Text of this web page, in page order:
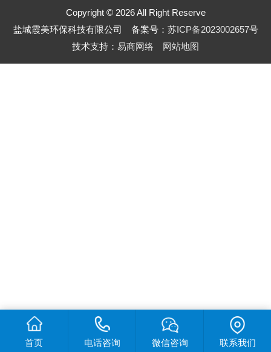
Copyright © 2026 All Right Reserve
盐城霞美环保科技有限公司 备案号： 苏ICP备2023002657号
技术支持： 易商网络 网站地图
首页 电话咨询 微信咨询 联系我们